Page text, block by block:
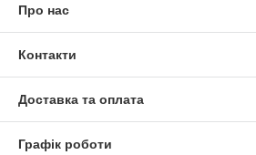
Про нас
Контакти
Доставка та оплата
Графік роботи